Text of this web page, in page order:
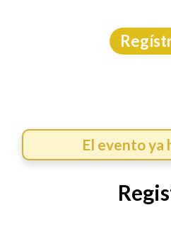
El evento ya